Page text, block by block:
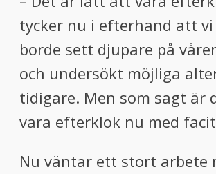
tycker nu i efterhand att vi
borde sett djupare på
och undersökt möjliga
tidigare. Men som sagt är
vara efterklok nu med
Nu väntar ett stort arbete